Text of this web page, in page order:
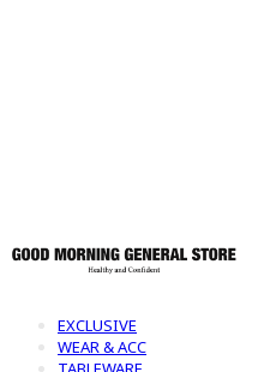
EXCLUSIVE
WEAR & ACC